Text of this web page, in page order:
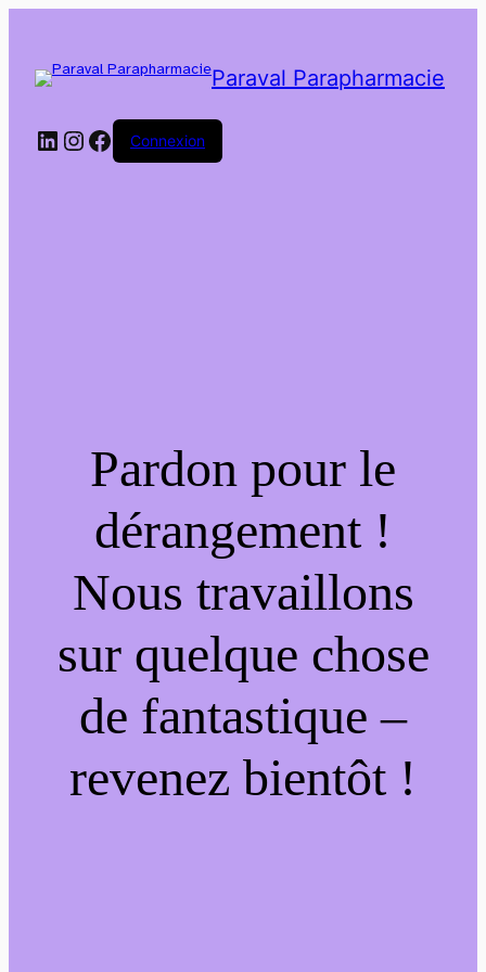
Paraval Parapharmacie
LinkedIn
Instagram
Facebook
Connexion
Pardon pour le
dérangement !
Nous travaillons
sur quelque chose
de fantastique –
revenez bientôt !